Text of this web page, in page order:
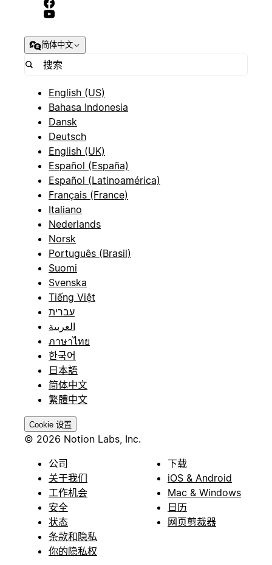
简体中文
English (US)
Bahasa Indonesia
Dansk
Deutsch
English (UK)
Español (España)
Español (Latinoamérica)
Français (France)
Italiano
Nederlands
Norsk
Português (Brasil)
Suomi
Svenska
Tiếng Việt
עברית
العربية
ภาษาไทย
한국어
日本語
简体中文
繁體中文
Cookie 设置
© 2026 Notion Labs, Inc.
公司
关于我们
工作机会
安全
状态
条款和隐私
你的隐私权
下载
iOS & Android
Mac & Windows
日历
网页剪裁器